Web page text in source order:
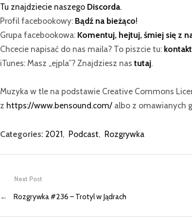
Tu znajdziecie naszego Discorda.
Profil facebookowy: Bądź na bieżąco!
Grupa facebookowa: Komentuj, hejtuj, śmiej się z
Chcecie napisać do nas maila? To piszcie tu:
iTunes: Masz „ejpla”? Znajdziesz nastutaj.
Muzyka w tle na podstawie Creative Commons
z https://www.bensound.com/ albo z omawianych
Categories: 2021, Podcast, Rozgrywka
Next Post
← Rozgrywka #236 – Trotyl w Jądrach